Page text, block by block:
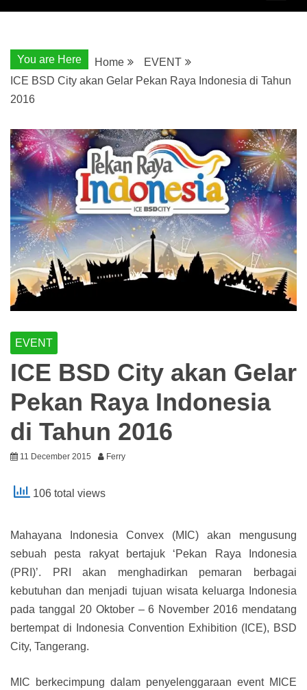
You are Here Home
EVENT
ICE BSD City akan Gelar Pekan Raya Indonesia di Tahun
2016
EVENT
ICE BSD City akan Gelar
Pekan Raya Indonesia
di Tahun 2016
11 December 2015 Ferry
106 total views
Mahayana Indonesia Convex (MIC) akan mengusung
sebuah pesta rakyat bertajuk ‘Pekan Raya Indonesia
(PRI)’. PRI akan menghadirkan pemaran berbagai
kebutuhan dan menjadi tujuan wisata keluarga Indonesia
pada tanggal 20 Oktober – 6 November 2016 mendatang
bertempat di Indonesia Convention Exhibition (ICE), BSD
City, Tangerang.
MIC berkecimpung dalam penyelenggaraan event MICE